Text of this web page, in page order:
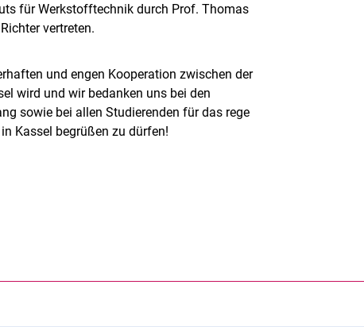
für Werkstofftechnik durch Prof. Thomas
vertreten.
und engen Kooperation zwischen der
wird und wir bedanken uns bei den
sowie bei allen Studierenden für das rege
Kassel begrüßen zu dürfen!
Link, öffnet neues Fenster)
(externer Link, öffnet neues Fenster)